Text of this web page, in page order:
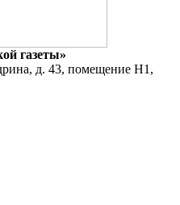
газеты»
д. 43, помещение Н1,